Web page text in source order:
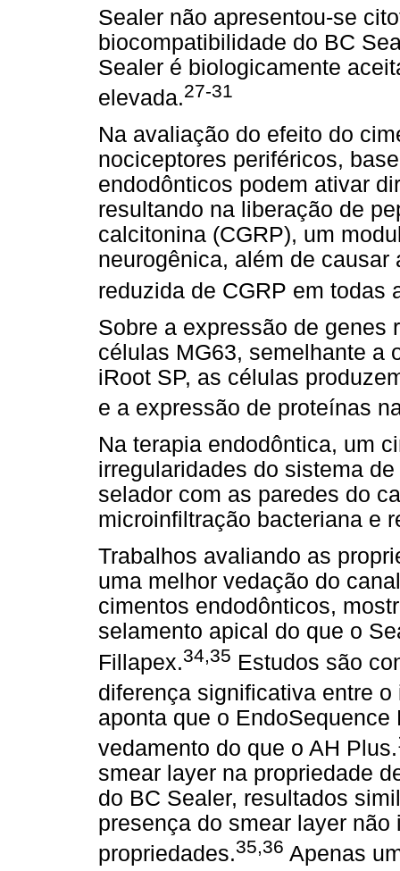
Sealer não apresentou-se
biocompatibilidade do BC
Sealer é biologicamente
elevada.27-31
Na avaliação do efeito do
nociceptores periféricos,
endodônticos podem ativar
resultando na liberação de
calcitonina (CGRP), um
neurogênica, além de
reduzida de CGRP em todas
Sobre a expressão de genes
células MG63, semelhante a
iRoot SP, as células
e a expressão de proteínas
Na terapia endodôntica, um
irregularidades do sistema
selador com as paredes do
microinfiltração bacteriana e
Trabalhos avaliando as
uma melhor vedação do
cimentos endodônticos,
selamento apical do que o
Fillapex.34,35 Estudos são
diferença significativa entre
aponta que o
vedamento do que o AH Plus.
smear layer na propriedade
do BC Sealer, resultados
presença do smear layer
propriedades.35,36 Apenas